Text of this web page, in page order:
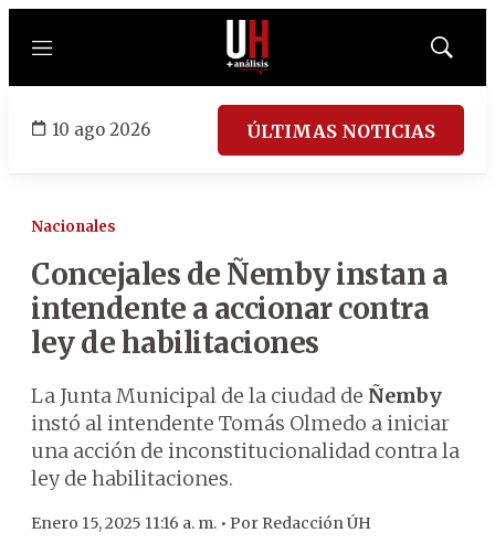
Menú
Mostrar
10 ago 2026 ÚLTIMAS NOTICIAS
Nacionales
Concejales de Ñemby instan a
intendente a accionar contra
ley de habilitaciones
La Junta Municipal de la ciudad de Ñemby
instó al intendente Tomás Olmedo a iniciar
una acción de inconstitucionalidad contra la
ley de habilitaciones.
Enero 15, 2025 11:16 a. m. • Por Redacción ÚH